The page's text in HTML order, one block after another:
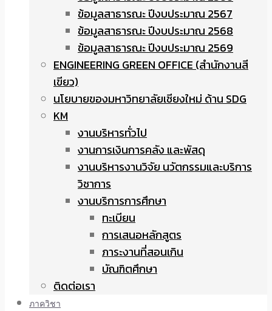
ข้อมูลสาธารณะ ปีงบประมาณ 2567
ข้อมูลสาธารณะ ปีงบประมาณ 2568
ข้อมูลสาธารณะ ปีงบประมาณ 2569
ENGINEERING GREEN OFFICE (สำนักงานสี
เขียว)
นโยบายของมหาวิทยาลัยเชียงใหม่ ด้าน SDG
KM
งานบริหารทั่วไป
งานการเงินการคลัง และพัสดุ
งานบริหารงานวิจัย นวัตกรรมและบริการ
วิชาการ
งานบริการการศึกษา
ทะเบียน
การเสนอหลักสูตร
ภาระงานที่สอนเกิน
บัณฑิตศึกษา
ติดต่อเรา
ภาควิชา